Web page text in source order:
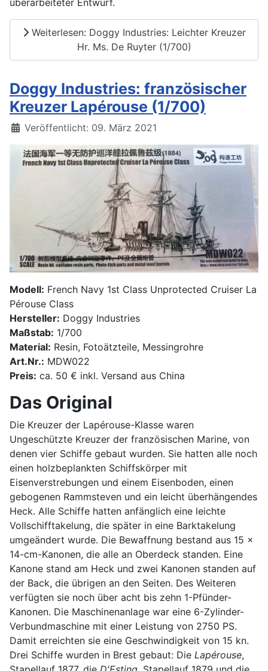
Weiterlesen: Doggy Industries: Leichter Kreuzer
Hr. Ms. De Ruyter (1/700)
Doggy Industries: französischer
Kreuzer Lapérouse (1/700)
Details
Veröffentlicht: 09. März 2021
Modell: French Navy 1st Class Unprotected Cruiser La
Pérouse Class
Hersteller: Doggy Industries
Maßstab: 1/700
Material: Resin, Fotoätzteile, Messingrohre
Art.Nr.: MDW022
Preis: ca. 50 € inkl. Versand aus China
Das Original
Die Kreuzer der Lapérouse-Klasse waren
Ungeschützte Kreuzer der französischen Marine, von
denen vier Schiffe gebaut wurden. Sie hatten alle noch
einen holzbeplankten Schiffskörper mit
Eisenverstrebungen und einem Eisenboden, einen
gebogenen Rammsteven und ein leicht überhängendes
Heck. Alle Schiffe hatten anfänglich eine leichte
Vollschifftakelung, die später in eine Barktakelung
umgeändert wurde. Die Bewaffnung bestand aus 15 x
14-cm-Kanonen, die alle an Oberdeck standen. Eine
Kanone stand am Heck und zwei Kanonen standen auf
der Back, die übrigen an den Seiten. Des Weiteren
verfügten sie noch über acht bis zehn 1-Pfünder-
Kanonen. Die Maschinenanlage war eine 6-Zylinder-
Verbundmaschine mit einer Leistung von 2750 PS.
Damit erreichten sie eine Geschwindigkeit von 15 kn.
Drei Schiffe wurden in Brest gebaut: Die Lapérouse,